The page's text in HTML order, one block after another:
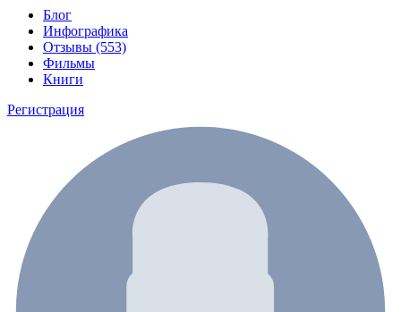
Блог
Инфографика
Отзывы (553)
Фильмы
Книги
Регистрация